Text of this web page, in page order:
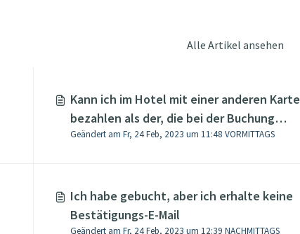
Alle Artikel ansehen
Kann ich im Hotel mit einer anderen Karte
bezahlen als der, die bei der Buchung
einer bezahlten Reservierung im Hotel
Geändert am Fr, 24 Feb, 2023 um 11:48 VORMITTAGS
Ich habe gebucht, aber ich erhalte keine
Bestätigungs-E-Mail
Geändert am Fr, 24 Feb, 2023 um 12:39 NACHMITTAGS